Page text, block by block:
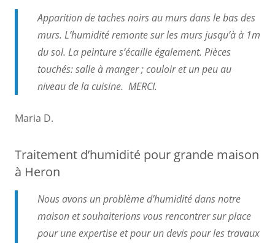
Apparition de taches noirs au murs dans le bas des
murs. L’humidité remonte sur les murs jusqu’à à 1m
du sol. La peinture s’écaille également. Pièces
touchés: salle à manger ; couloir et un peu au
niveau de la cuisine. MERCI.
Maria D.
Traitement d’humidité pour grande maison
à Heron
Nous avons un problème d’humidité dans notre
maison et souhaiterions vous rencontrer sur place
pour une expertise et pour un devis pour les travaux